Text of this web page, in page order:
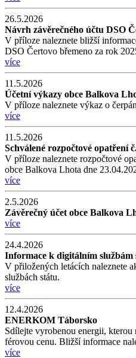
26.5.2026
Návrh závěrečného účtu DSO
V příloze naleznete bližší
DSO Čertovo břemeno za rok
více
11.5.2026
Účetní výkazy obce Balkova
V příloze naleznete výkaz o
více
11.5.2026
Schválené rozpočtové opatření
V příloze naleznete rozpočtové
obce Balkova Lhota dne
více
2.5.2026
Závěrečný účet obce Balkova
více
24.4.2026
Informace k digitálním službám
V přiložených letácích naleznete
službách státu.
více
12.4.2026
ENERKOM Táborsko
Sdílejte vyrobenou energii,
férovou cenu. Bližší informace
více